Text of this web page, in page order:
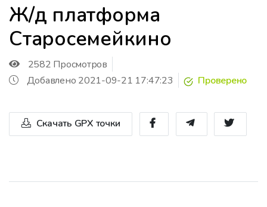
Ж/д платформа
Старосемейкино
2582 Просмотров
Добавлено 2021-09-21 17:47:23
Проверено
Скачать GPX точки